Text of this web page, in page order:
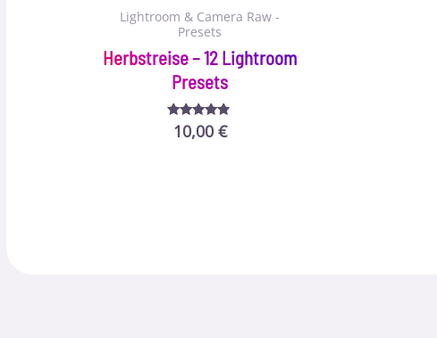
Lightroom & Camera Raw -
Presets
Herbstreise – 12 Lightroom
Presets
Bewertet
mit
10,00 €